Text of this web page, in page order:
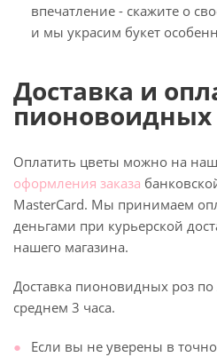
впечатление - скажите о
и мы украсим букет
Доставка и
пионовоидных
Оплатить цветы можно на
оформления заказа
MasterCard. Мы принимаем
деньгами при курьерской
нашего магазина.
Доставка пионовидных роз
среднем 3 часа.
Если вы не уверены в